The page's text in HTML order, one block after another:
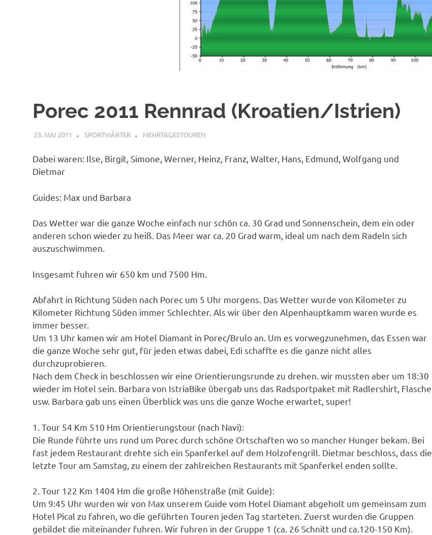
Porec 2011 Rennrad (Kroatien/Istrien)
23. MAI 2011 SPORTWÄRTER MEHRTAGESTOUREN
Dabei waren: Ilse, Birgit, Simone, Werner, Heinz, Franz, Walter, Hans, Edmund, Wolfgang und
Dietmar
Guides: Max und Barbara
Das Wetter war die ganze Woche einfach nur schön ca. 30 Grad und Sonnenschein, dem ein oder
anderen schon wieder zu heiß. Das Meer war ca. 20 Grad warm, ideal um nach dem Radeln sich
auszuschwimmen.
Insgesamt fuhren wir 650 km und 7500 Hm.
Abfahrt in Richtung Süden nach Porec um 5 Uhr morgens. Das Wetter wurde von Kilometer zu
Kilometer Richtung Süden immer Schlechter. Als wir über den Alpenhauptkamm waren wurde es
immer besser.
Um 13 Uhr kamen wir am Hotel Diamant in Porec/Brulo an. Um es vorwegzunehmen, das Essen war
die ganze Woche sehr gut, für jeden etwas dabei, Edi schaffte es die ganze nicht alles
durchzuprobieren.
Nach dem Check in beschlossen wir eine Orientierungsrunde zu drehen. wir mussten aber um 18:30
wieder im Hotel sein. Barbara von IstriaBike übergab uns das Radsportpaket mit Radlershirt, Flasche
usw. Barbara gab uns einen Überblick was uns die ganze Woche erwartet, super!
1. Tour 54 Km 510 Hm Orientierungstour (nach Navi):
Die Runde führte uns rund um Porec durch schöne Ortschaften wo so mancher Hunger bekam. Bei
fast jedem Restaurant drehte sich ein Spanferkel auf dem Holzofengrill. Dietmar beschloss, dass die
letzte Tour am Samstag, zu einem der zahlreichen Restaurants mit Spanferkel enden sollte.
2. Tour 122 Km 1404 Hm die große Höhenstraße (mit Guide):
Um 9:45 Uhr wurden wir von Max unserem Guide vom Hotel Diamant abgeholt um gemeinsam zum
Hotel Pical zu fahren, wo die geführten Touren jeden Tag starteten. Zuerst wurden die Gruppen
gebildet die miteinander fuhren. Wir fuhren in der Gruppe 1 (ca. 26 Schnitt und ca.120-150 Km).